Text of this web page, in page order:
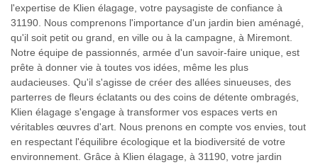
l'expertise de Klien élagage, votre paysagiste de confiance à
31190. Nous comprenons l'importance d'un jardin bien aménagé,
qu'il soit petit ou grand, en ville ou à la campagne, à Miremont.
Notre équipe de passionnés, armée d'un savoir-faire unique, est
prête à donner vie à toutes vos idées, même les plus
audacieuses. Qu'il s'agisse de créer des allées sinueuses, des
parterres de fleurs éclatants ou des coins de détente ombragés,
Klien élagage s'engage à transformer vos espaces verts en
véritables œuvres d'art. Nous prenons en compte vos envies, tout
en respectant l'équilibre écologique et la biodiversité de votre
environnement. Grâce à Klien élagage, à 31190, votre jardin